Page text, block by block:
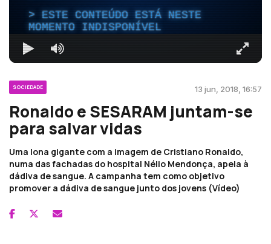
ESTE CONTEÚDO ESTÁ NESTE
MOMENTO INDISPONÍVEL
SOCIEDADE 13 jun, 2018, 16:57
Ronaldo e SESARAM juntam-se
para salvar vidas
Uma lona gigante com a imagem de Cristiano Ronaldo,
numa das fachadas do hospital Nélio Mendonça, apela à
dádiva de sangue. A campanha tem como objetivo
promover a dádiva de sangue junto dos jovens (Vídeo)